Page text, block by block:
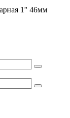
1" 46мм